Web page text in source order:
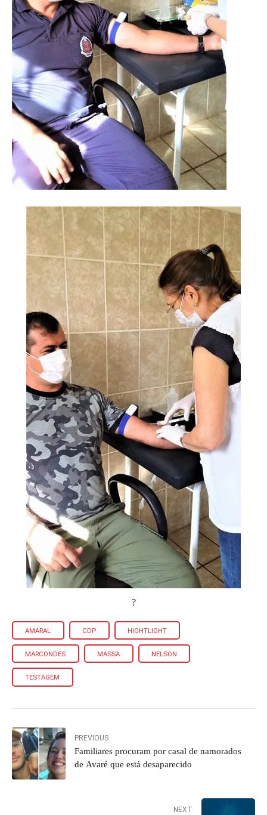
?
AMARAL CDP HIGHTLIGHT
MARCONDES MASSA NELSON
TESTAGEM
PREVIOUS
Familiares procuram por casal de namorados
de Avaré que está desaparecido
NEXT